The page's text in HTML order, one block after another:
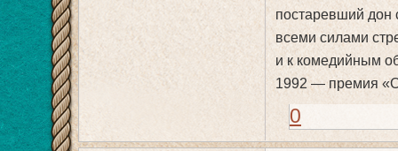
постаревший
всеми силами
и к комедийным
1992 — премия
0